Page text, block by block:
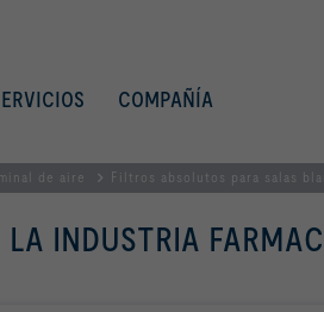
COMPAÑÍA
de aire Filtros absolutos para salas
INDUSTRIA